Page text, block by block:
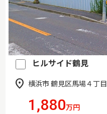
ヒルサイド鶴見
横浜市 鶴見区馬場４丁目
1,880万円